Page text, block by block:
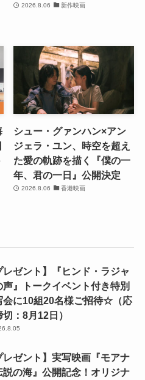
2026.8.06 新作映画
シュー・グァンハン×アン
ジェラ・ユン、時空を超え
た愛の軌跡を描く『僕の一
年、君の一日』公開決定
2026.8.06 香港映画
レゼント】『ヒンド・ラジャ
声』トークイベント付き特別
会に10組20名様ご招待☆（応
：8月12日）
レゼント】実写映画『モアナ
説の海』公開記念！オリジナ